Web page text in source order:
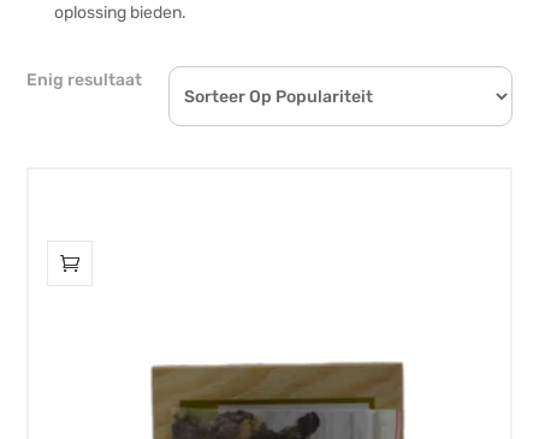
oplossing bieden.
Enig resultaat